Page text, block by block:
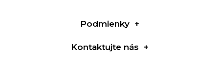
Podmienky
Kontaktujte nás